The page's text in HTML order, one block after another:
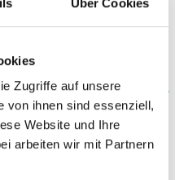
Zugriffe auf unsere
von ihnen sind essenziell,
Website und Ihre
arbeiten wir mit Partnern
Bioinformatik,
Informatik,